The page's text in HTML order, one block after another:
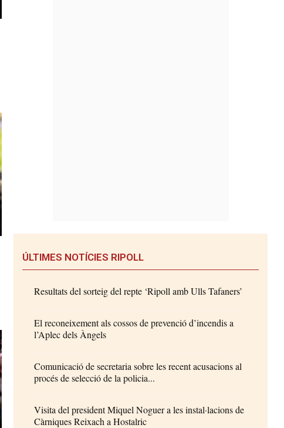
ÚLTIMES NOTÍCIES RIPOLL
Resultats del sorteig del repte ‘Ripoll amb Ulls Tafaners’
El reconeixement als cossos de prevenció d’incendis a
l’Aplec dels Àngels
Comunicació de secretaria sobre les recent acusacions al
procés de selecció de la policia...
Visita del president Miquel Noguer a les instal·lacions de
Càrniques Reixach a Hostalric